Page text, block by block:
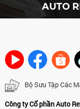
AUTO
Bộ Sưu Tập Các
Công ty Cổ phần Auto